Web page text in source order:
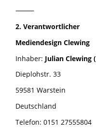
⸻
2. Verantwortlicher
Mediendesign Clewing
Inhaber: Julian Clewing
Dieplohstr. 33
59581 Warstein
Deutschland
Telefon: 0151 27555804